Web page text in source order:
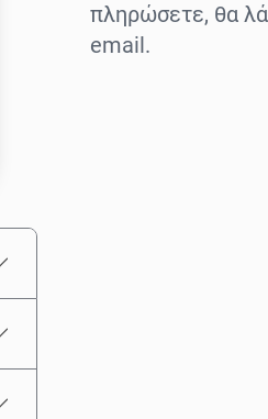
πληρώσετε, θα
email.